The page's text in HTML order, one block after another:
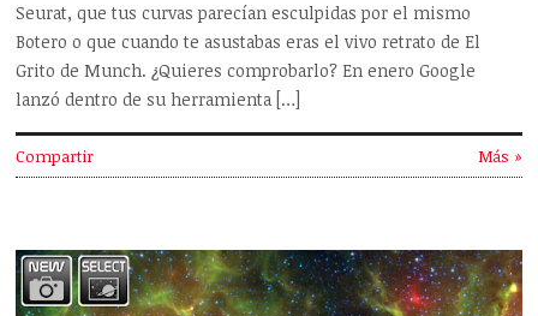
Seurat, que tus curvas parecían esculpidas por el mismo
Botero o que cuando te asustabas eras el vivo retrato de El
Grito de Munch. ¿Quieres comprobarlo? En enero Google
lanzó dentro de su herramienta […]
Compartir Más »